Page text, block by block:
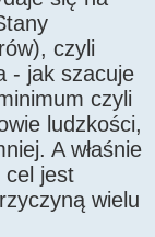
czyli
- jak szacuje
czyli
ludzkości,
A właśnie
cel jest
wielu